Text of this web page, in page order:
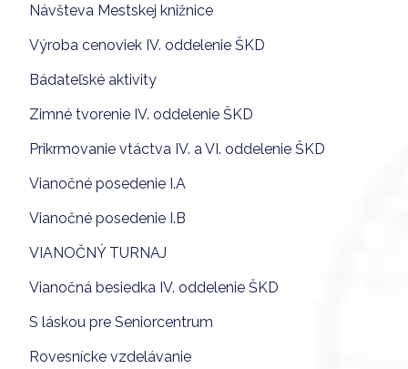
Návšteva Mestskej knižnice
Výroba cenoviek IV. oddelenie ŠKD
Bádateľské aktivity
Zimné tvorenie IV. oddelenie ŠKD
Prikrmovanie vtáctva IV. a VI. oddelenie ŠKD
Vianočné posedenie I.A
Vianočné posedenie I.B
VIANOČNÝ TURNAJ
Vianočná besiedka IV. oddelenie ŠKD
S láskou pre Seniorcentrum
Rovesnícke vzdelávanie